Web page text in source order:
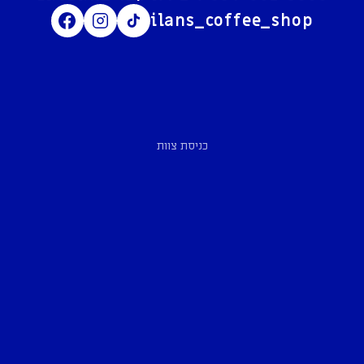
ilans_coffee_shop
כניסת צוות